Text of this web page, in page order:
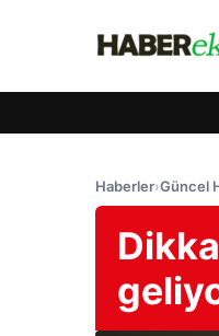
Haberler›Güncel